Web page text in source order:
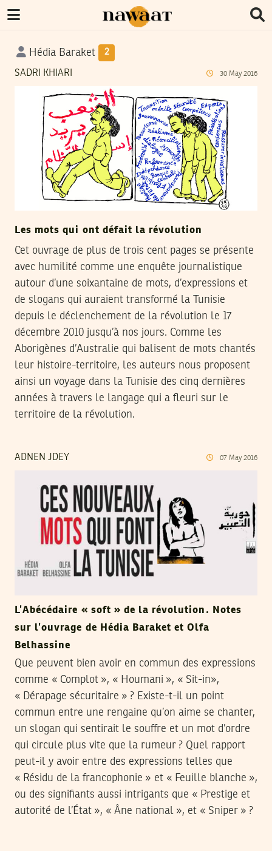
Hédia Baraket 2
SADRI KHIARI 30 May 2016
Les mots qui ont défait la révolution
Cet ouvrage de plus de trois cent pages se présente
avec humilité comme une enquête journalistique
autour d’une soixantaine de mots, d’expressions et
de slogans qui auraient transformé la Tunisie
depuis le déclenchement de la révolution le 17
décembre 2010 jusqu’à nos jours. Comme les
Aborigènes d’Australie qui balisent de mots chantés
leur histoire-territoire, les auteurs nous proposent
ainsi un voyage dans la Tunisie des cinq dernières
années à travers le langage qui a fleuri sur le
territoire de la révolution.
ADNEN JDEY 07 May 2016
L’Abécédaire « soft » de la révolution. Notes
sur l’ouvrage de Hédia Baraket et Olfa
Belhassine
Que peuvent bien avoir en commun des expressions
comme « Complot », « Houmani », « Sit-in»,
« Dérapage sécuritaire » ? Existe-t-il un point
commun entre une rengaine qu’on aime se chanter,
un slogan qui sentirait le souffre et un mot d’ordre
qui circule plus vite que la rumeur ? Quel rapport
peut-il y avoir entre des expressions telles que
« Résidu de la francophonie » et « Feuille blanche »,
ou des signifiants aussi intrigants que « Prestige et
autorité de l’État », « Âne national », et « Sniper » ?